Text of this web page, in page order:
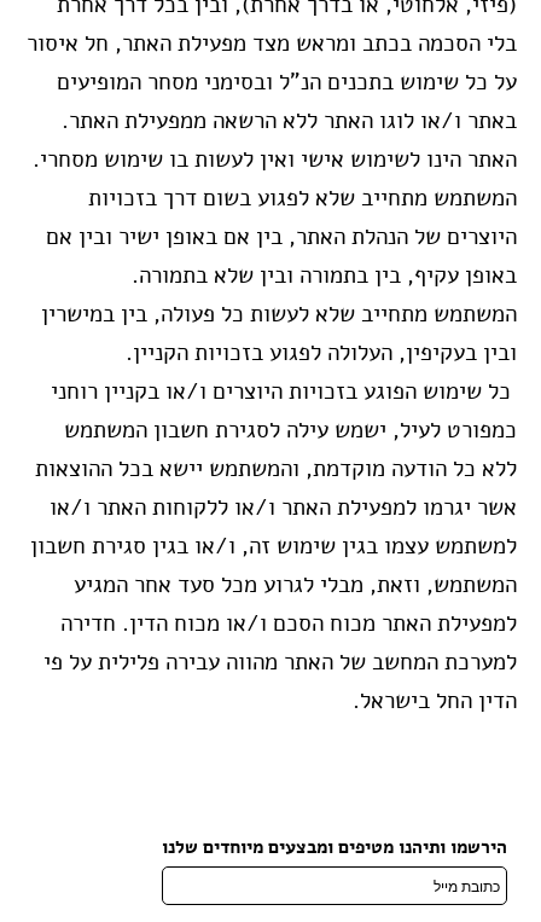
בלי הסכמה בכתב ומראש מצד מפעילת האתר, חל איסור
על כל שימוש בתכנים הנ”ל ובסימני מסחר המופיעים
באתר ו/או לוגו האתר ללא הרשאה ממפעילת האתר.
האתר הינו לשימוש אישי ואין לעשות בו שימוש מסחרי.
המשתמש מתחייב שלא לפגוע בשום דרך בזכויות
היוצרים של הנהלת האתר, בין אם באופן ישיר ובין אם
באופן עקיף, בין בתמורה ובין שלא בתמורה.
המשתמש מתחייב שלא לעשות כל פעולה, בין במישרין
ובין בעקיפין, העלולה לפגוע בזכויות הקניין.
כל שימוש הפוגע בזכויות היוצרים ו/או בקניין רוחני
כמפורט לעיל, ישמש עילה לסגירת חשבון המשתמש
ללא כל הודעה מוקדמת, והמשתמש יישא בכל ההוצאות
אשר יגרמו למפעילת האתר ו/או ללקוחות האתר ו/או
למשתמש עצמו בגין שימוש זה, ו/או בגין סגירת חשבון
המשתמש, וזאת, מבלי לגרוע מכל סעד אחר המגיע
למפעילת האתר מכוח הסכם ו/או מכוח הדין. חדירה
למערכת המחשב של האתר מהווה עבירה פלילית על פי
הדין החל בישראל.
הירשמו ותיהנו מטיפים ומבצעים מיוחדים שלנו